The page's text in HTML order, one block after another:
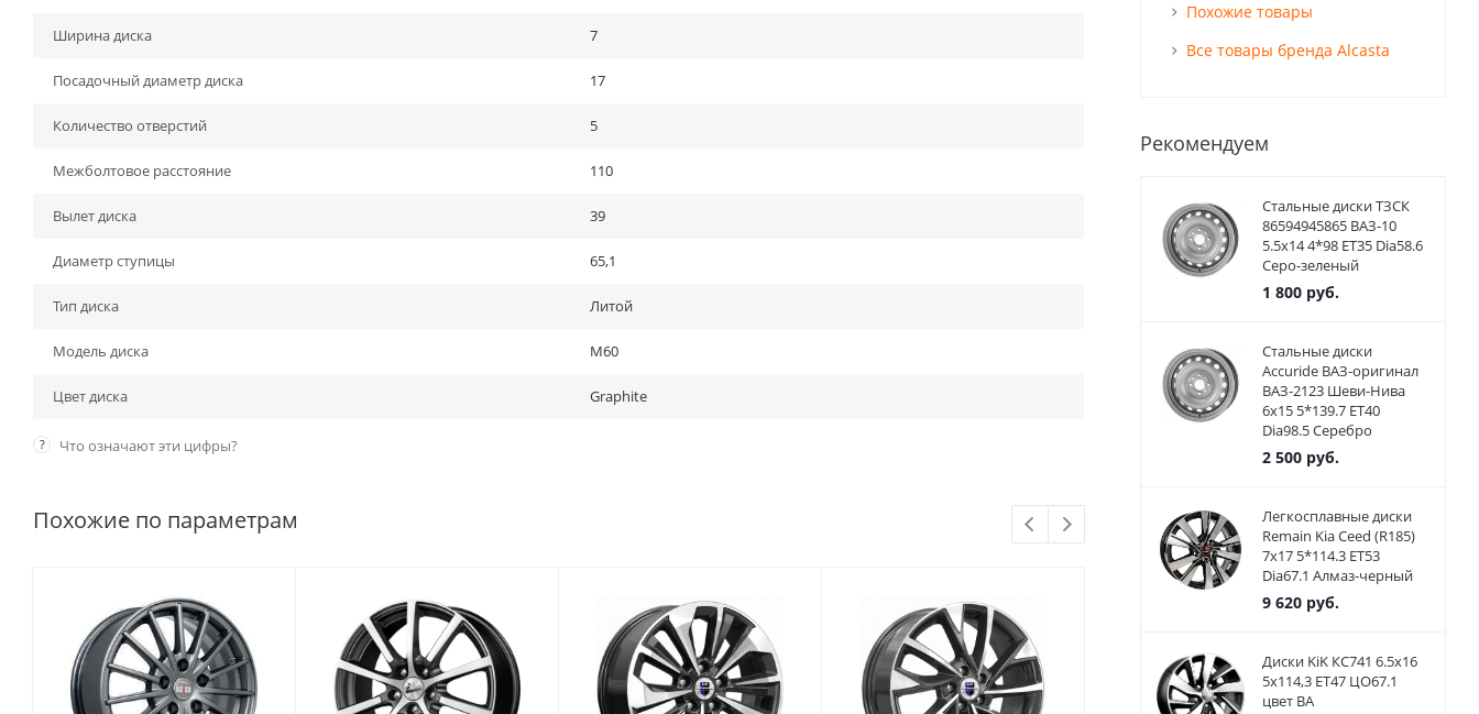
Ширина диска 7
Посадочный диаметр диска 17
Количество отверстий 5
Межболтовое расстояние 110
Вылет диска 39
Диаметр ступицы 65,1
Тип диска Литой
Модель диска M60
Цвет диска Graphite
? Что означают эти цифры?
Похожие по параметрам
Похожие товары
Все товары бренда Alcasta
Рекомендуем
Стальные диски ТЗСК
86594945865 ВАЗ-10
5.5x14 4*98 ET35 Dia58.6
Серо-зеленый
1 800руб.
Стальные диски
Accuride ВАЗ-оригинал
ВАЗ-2123 Шеви-Нива
6x15 5*139.7 ET40
Dia98.5 Серебро
2 500руб.
Легкосплавные диски
Remain Kia Ceed (R185)
7x17 5*114.3 ET53
Dia67.1 Алмаз-черный
9 620руб.
Диски KiK КС741 6.5x16
5x114,3 ET47 ЦО67.1
цвет BA